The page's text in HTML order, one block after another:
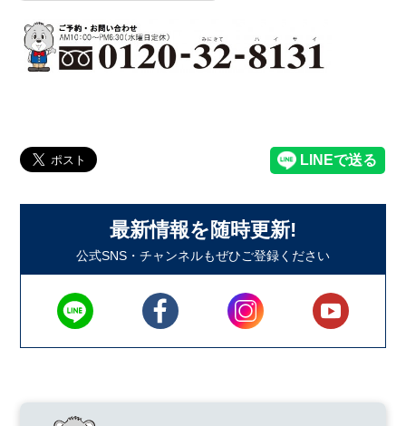
最新情報を随時更新!
公式SNS・チャンネルもぜひご登録ください